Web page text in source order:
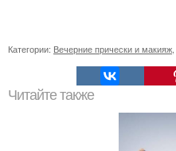
Категории: Вечерние прически и макияж
Читайте также